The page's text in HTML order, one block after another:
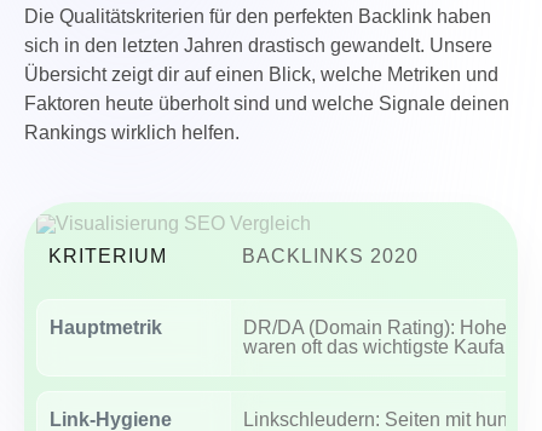
Die Qualitätskriterien für den perfekten Backlink haben
sich in den letzten Jahren drastisch gewandelt. Unsere
Übersicht zeigt dir auf einen Blick, welche Metriken und
Faktoren heute überholt sind und welche Signale deinen
Rankings wirklich helfen.
KRITERIUM BACKLINKS 2020
Hauptmetrik
DR/DA (Domain Rating): Hohe
waren oft das wichtigste
Link-Hygiene
Linkschleudern: Seiten mit